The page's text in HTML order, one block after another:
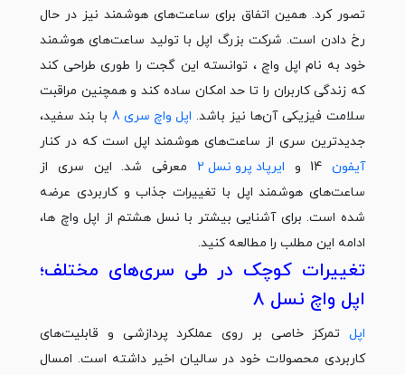
تصور کرد. همین اتفاق برای ساعت‌های هوشمند نیز در حال
رخ دادن است. شرکت بزرگ اپل با تولید ساعت‌های هوشمند
خود به نام اپل واچ ، توانسته این گجت را طوری طراحی کند
که زندگی کاربران را تا حد امکان ساده کند و همچنین مراقبت
سلامت فیزیکی آن‌ها نیز باشد. اپل واچ سری 8
با بند سفید،
جدیدترین سری از ساعت‌های هوشمند اپل است که در کنار
آیفون
ایرپاد پرو نسل 2
معرفی شد. این سری از
ساعت‌های هوشمند اپل با تغییرات جذاب و کاربردی عرضه
شده است. برای آشنایی بیشتر با نسل هشتم از اپل واچ‌ ها،
ادامه این مطلب را مطالعه کنید.
تغییرات کوچک در طی سری‌های مختلف؛
اپل واچ نسل 8
اپل تمرکز خاصی بر روی عملکرد پردازشی و قابلیت‌های
کاربردی محصولات خود در سالیان اخیر داشته است. امسال